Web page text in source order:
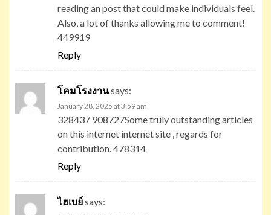
reading an post that could make individuals feel.
Also, a lot of thanks allowing me to comment!
449919
Reply
โคมโรงงานsays:
January 28, 2025 at 3:59 am
328437 908727Some truly outstanding articles
on this internet internet site , regards for
contribution. 478314
Reply
ไฮเบย์says: